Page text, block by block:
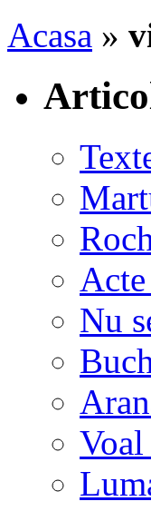
Acasa »
Nu
Voal